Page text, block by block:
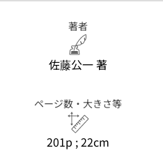
著者
佐藤公一 著
ページ数・大きさ等
201p ; 22cm